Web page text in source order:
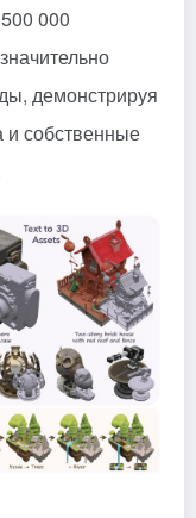
000
демонстрируя
и собственные